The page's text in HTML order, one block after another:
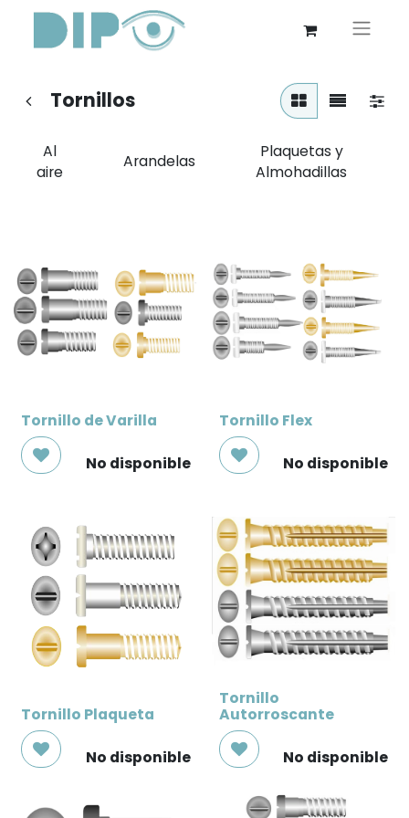
Tornillos
Al
aire
Arandelas
Plaquetas y
Almohadillas
Tornillo de Varilla
No disponible
Tornillo Flex
No disponible
Tornillo Plaqueta
No disponible
Tornillo
Autorroscante
No disponible